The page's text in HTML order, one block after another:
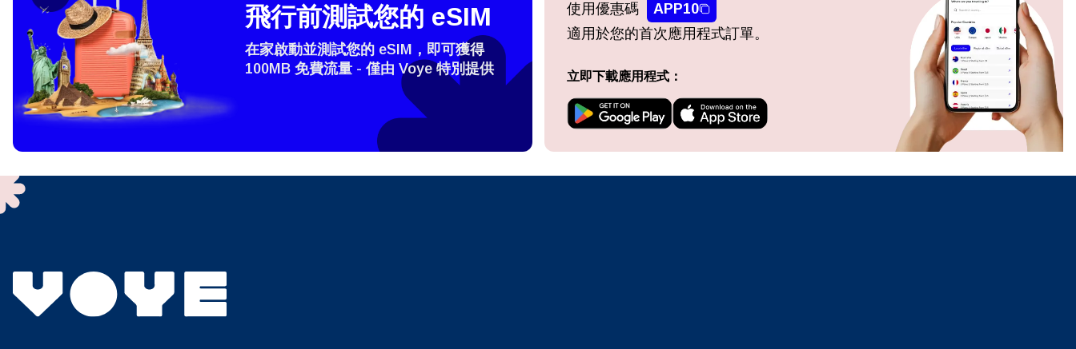
How do I get my eSim?
To get your eSIM, start by checking if your device supports eSIM
technology. Then, contact your mobile carrier to request an eSIM activation.
or enter in your device settings. Once activated, you can enjoy the benefits
飛行前測試您的 eSIM
在家啟動並測試您的 eSIM，即可獲得
100MB 免費流量 - 僅由 Voye 特別提供
使用優惠碼
APP10
適用於您的首次應用程式訂單。
立即下載應用程式：
登入或註冊
繼續前往您的帳戶或在幾秒鐘內建立一個新帳戶。